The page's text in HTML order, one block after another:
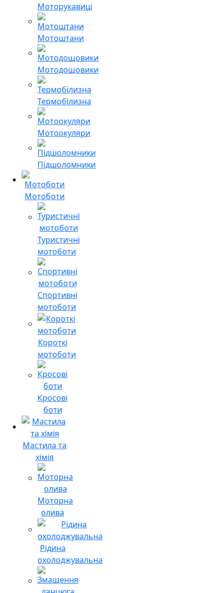
Моторукавиці
Мотоштани
Мотодощовики
Термобілизна
Мотоокуляри
Підшоломники
Мотоботи
Туристичні
мотоботи
Спортивні
мотоботи
Короткі
мотоботи
Кросові
боти
Мастила та
хімія
Моторна
олива
Рідина
охолоджувальна